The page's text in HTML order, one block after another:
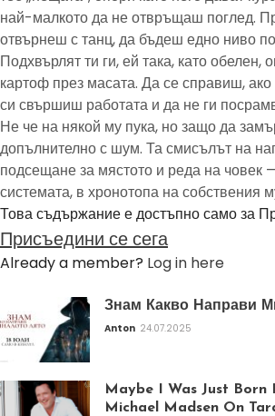
най-малкото да не отвръщаш поглед.
отвърнеш с танц, да бъдеш едно ниво
Подхвърлят ти ги, ей така, като
картоф през масата. Да се справиш,
си свършиш работата и да не ги
Не че на някой му пука, но защо да
допълнително с шум. Та смисълът на
подсещане за мястото и реда на човек
системата, в хронотопа на собствения
Това съдържание е достъпно само за
Присъедини се сега
Already a member? Log in here
Знам Какво Направи
Anton 24.07.2025
Maybe I Was Just Born
Michael Madsen On